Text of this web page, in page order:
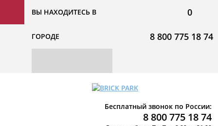
ВЫ НАХОДИТЕСЬ В
ГОРОДЕ
0
8 800 775 18 74
Бесплатный звонок по России:
8 800 775 18 74